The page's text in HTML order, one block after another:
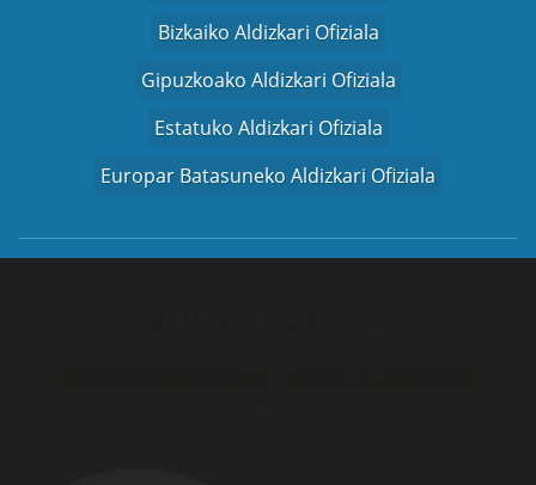
Bizkaiko Aldizkari Ofiziala
Gipuzkoako Aldizkari Ofiziala
Estatuko Aldizkari Ofiziala
Europar Batasuneko Aldizkari Ofiziala